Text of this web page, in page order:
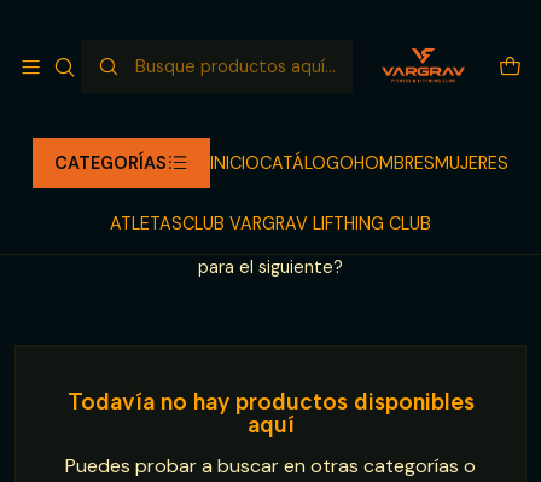
CATEGORÍAS INICIOCATÁLOGOHOMBRESMUJERES
ATLETASCLUB VARGRAV LIFTHING CLUB
Inicio NEW DROP OF THE MONTH
NEW DROP OF THE MONTH
únicos, diseñados para quienes desafían los límites. ¿Listo
para el siguiente?
Todavía no hay productos disponibles
aquí
Puedes probar a buscar en otras categorías o